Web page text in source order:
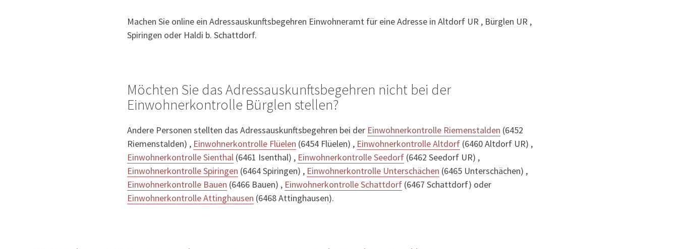
Machen Sie online ein Adressauskunftsbegehren Einwohneramt für eine Adresse in Altdorf UR , Bürglen UR ,
Spiringen oder Haldi b. Schattdorf.
Möchten Sie das Adressauskunftsbegehren nicht bei der
Einwohnerkontrolle Bürglen stellen?
Andere Personen stellten das Adressauskunftsbegehren bei der Einwohnerkontrolle Riemenstalden (6452
Riemenstalden) , Einwohnerkontrolle Flüelen (6454 Flüelen) , Einwohnerkontrolle Altdorf (6460 Altdorf UR) ,
Einwohnerkontrolle Sienthal (6461 Isenthal) , Einwohnerkontrolle Seedorf (6462 Seedorf UR) ,
Einwohnerkontrolle Spiringen (6464 Spiringen) , Einwohnerkontrolle Unterschächen (6465 Unterschächen) ,
Einwohnerkontrolle Bauen (6466 Bauen) , Einwohnerkontrolle Schattdorf (6467 Schattdorf) oder
Einwohnerkontrolle Attinghausen (6468 Attinghausen).